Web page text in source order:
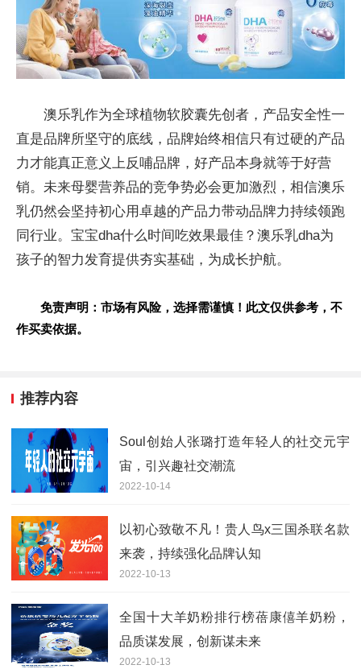
澳乐乳作为全球植物软胶囊先创者，产品安全性一
直是品牌所坚守的底线，品牌始终相信只有过硬的产品
力才能真正意义上反哺品牌，好产品本身就等于好营
销。未来母婴营养品的竞争势必会更加激烈，相信澳乐
乳仍然会坚持初心用卓越的产品力带动品牌力持续领跑
同行业。宝宝dha什么时间吃效果最佳？澳乐乳dha为
孩子的智力发育提供夯实基础，为成长护航。
免责声明：市场有风险，选择需谨慎！此文仅供参考，不
作买卖依据。
推荐内容
Soul创始人张璐打造年轻人的社交元宇
宙，引兴趣社交潮流
2022-10-14
以初心致敬不凡！贵人鸟x三国杀联名款
来袭，持续强化品牌认知
2022-10-13
全国十大羊奶粉排行榜蓓康僖羊奶粉，
品质谋发展，创新谋未来
2022-10-13